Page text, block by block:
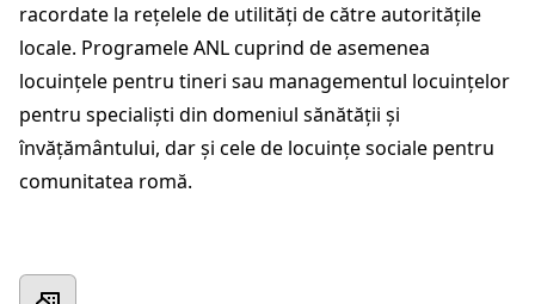
racordate la reţelele de utilităţi de către autorităţile
locale. Programele ANL cuprind de asemenea
locuințele pentru tineri sau managementul locuințelor
pentru specialişti din domeniul sănătăţii şi
învăţământului, dar și cele de locuinţe sociale pentru
comunitatea romă.